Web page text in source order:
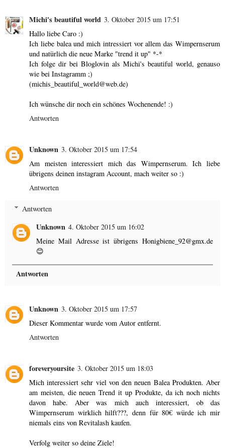
Michi's beautiful world 3. Oktober 2015 um 17:51
Hallo liebe Caro :)
Ich liebe balea und mich intressiert vor allem das Wimpernserum
und natürlich die neue Marke "trend it up" *-*
Ich folge dir bei Bloglovin als Michi's beautiful world, genauso
wie bei Instagramm ;)
(michis_beautiful_world@web.de)
Ich wünsche dir noch ein schönes Wochenende! :)
Antworten
Unknown 3. Oktober 2015 um 17:54
Am meisten interessiert mich das Wimpernserum. Ich liebe
übrigens deinen instagram Account, mach weiter so :)
Antworten
Antworten
Unknown 4. Oktober 2015 um 16:02
Meine Mail Adresse ist übrigens Honigbiene_92@gmx.de
😊
Antworten
Unknown 3. Oktober 2015 um 17:57
Dieser Kommentar wurde vom Autor entfernt.
Antworten
foreveryoursite 3. Oktober 2015 um 18:03
Mich interessiert sehr viel von den neuen Balea Produkten. Aber
am meisten, die neuen Trend it up Produkte, da ich noch nichts
davon habe. Aber was mich auch interessiert, ob das
Wimpernserum wirklich hilft???, denn für 80€ würde ich mir
niemals eins von Revitalash kaufen.
Verfolg weiter so deine Ziele!